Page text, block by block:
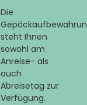
Die
steht Ihnen
sowohl am
Anreise- als
auch
Abreisetag zur
Verfügung.